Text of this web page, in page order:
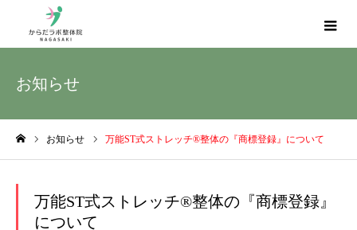
お知らせ
お知らせ 万能ST式ストレッチ®整体の『商標登録』について
万能ST式ストレッチ®整体の『商標登録』
について